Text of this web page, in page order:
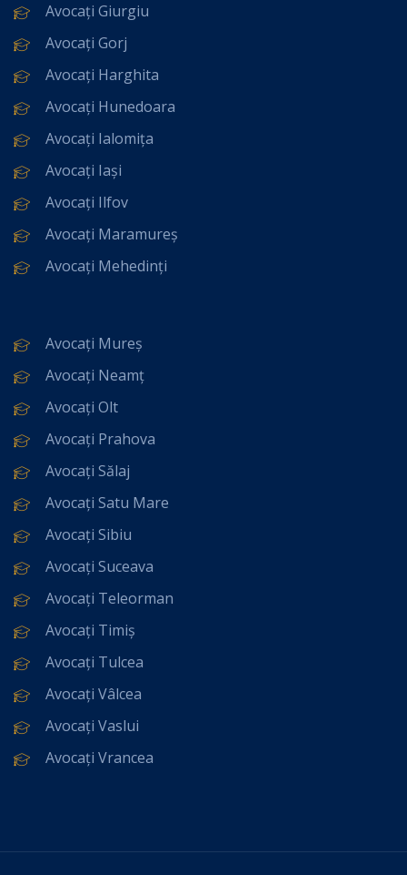
Avocați Giurgiu
Avocați Gorj
Avocați Harghita
Avocați Hunedoara
Avocați Ialomița
Avocați Iași
Avocați Ilfov
Avocați Maramureș
Avocați Mehedinți
Avocați Mureș
Avocați Neamț
Avocați Olt
Avocați Prahova
Avocați Sălaj
Avocați Satu Mare
Avocați Sibiu
Avocați Suceava
Avocați Teleorman
Avocați Timiș
Avocați Tulcea
Avocați Vâlcea
Avocați Vaslui
Avocați Vrancea